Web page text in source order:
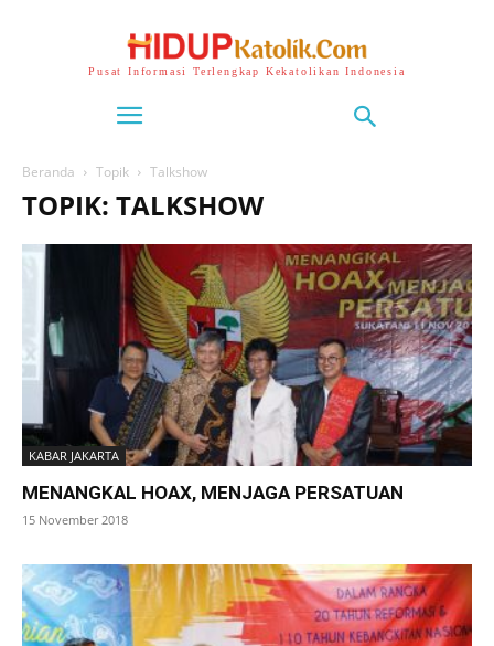
Pusat Informasi Terlengkap Kekatolikan Indonesia
Beranda Topik Talkshow
TOPIK: TALKSHOW
KABAR JAKARTA
MENANGKAL HOAX, MENJAGA PERSATUAN
15 November 2018